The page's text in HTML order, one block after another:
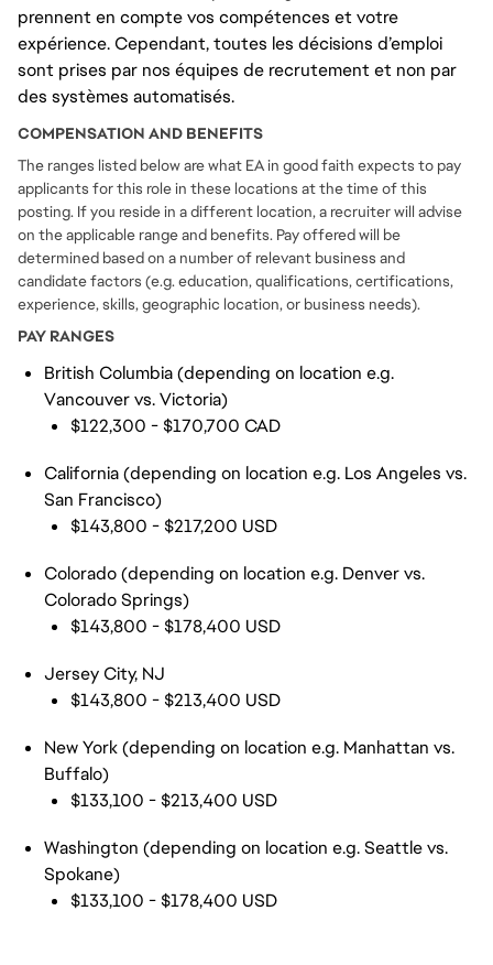
prennent en compte vos compétences et votre
expérience. Cependant, toutes les décisions d’emploi
sont prises par nos équipes de recrutement et non par
des systèmes automatisés.
COMPENSATION AND BENEFITS
The ranges listed below are what EA in good faith expects to pay
applicants for this role in these locations at the time of this
posting. If you reside in a different location, a recruiter will advise
on the applicable range and benefits. Pay offered will be
determined based on a number of relevant business and
candidate factors (e.g. education, qualifications, certifications,
experience, skills, geographic location, or business needs).
PAY RANGES
British Columbia (depending on location e.g.
Vancouver vs. Victoria)
$122,300 - $170,700 CAD
California (depending on location e.g. Los Angeles vs.
San Francisco)
$143,800 - $217,200 USD
Colorado (depending on location e.g. Denver vs.
Colorado Springs)
$143,800 - $178,400 USD
Jersey City, NJ
$143,800 - $213,400 USD
New York (depending on location e.g. Manhattan vs.
Buffalo)
$133,100 - $213,400 USD
Washington (depending on location e.g. Seattle vs.
Spokane)
$133,100 - $178,400 USD